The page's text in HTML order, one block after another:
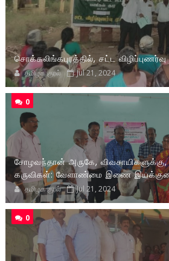
சொக்கலிங்கபுரத்தில், சட்ட
தமிழக குரல் Jul 21, 2024
0
சோழவந்தான் அருகே,
கருவிகள்: வேளாண்மை இணை
தமிழக குரல் Jul 21, 2024
0